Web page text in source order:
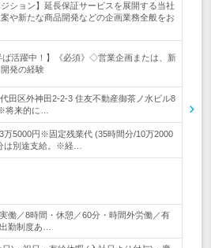
ジション】延長保証サービスを展開する当社
や新たな商品開発などの企画業務全般をお
ば活躍中！】《必須》◇営業企画または、新
発の経験
田区外神田2-2-3 住友不動産御茶ノ水ビル8
将来的に…
万5000円※固定残業代 (35時間分/10万2000
は別途支給。※経…
働／8時間・休憩／60分・時間外労働／有
勤制度あ…